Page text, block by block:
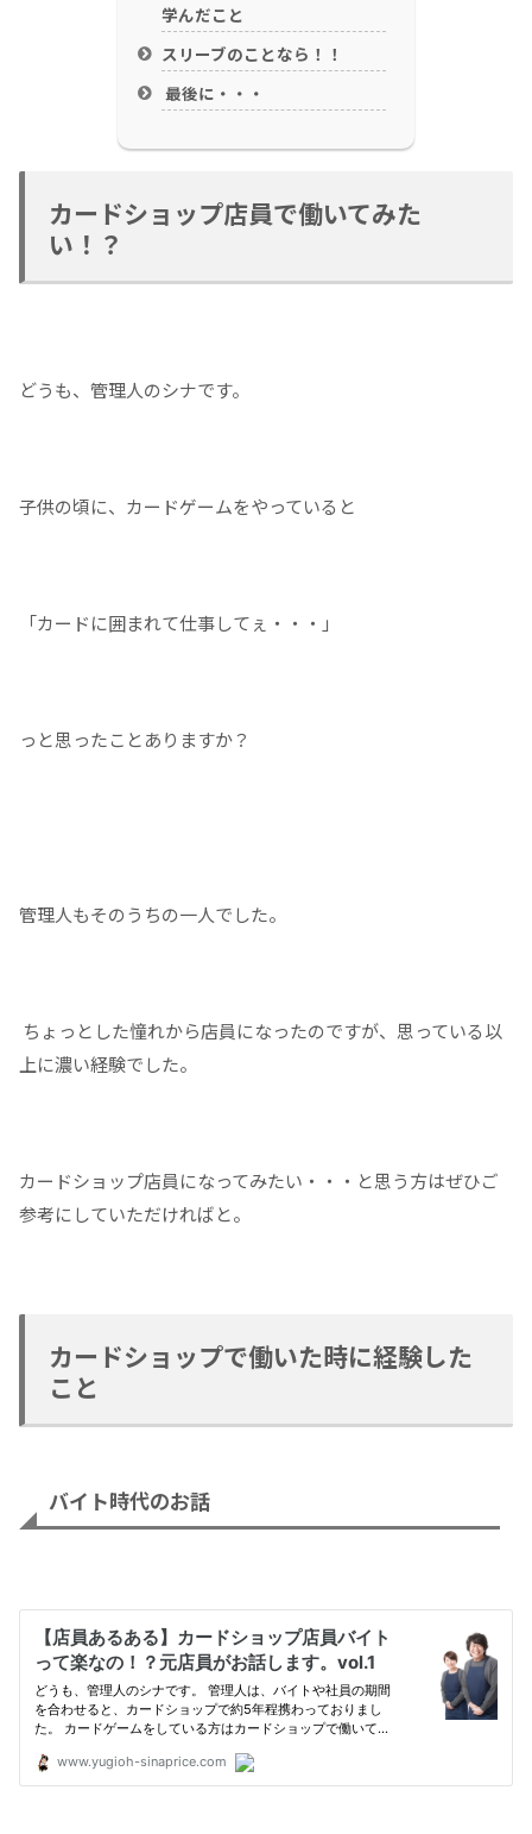
学んだこと
スリーブのことなら！！
最後に・・・
カードショップ店員で働いてみた
い！？
どうも、管理人のシナです。
子供の頃に、カードゲームをやっていると
「カードに囲まれて仕事してぇ・・・」
っと思ったことありますか？
管理人もそのうちの一人でした。
ちょっとした憧れから店員になったのですが、思っている以
上に濃い経験でした。
カードショップ店員になってみたい・・・と思う方はぜひご
参考にしていただければと。
カードショップで働いた時に経験した
こと
バイト時代のお話